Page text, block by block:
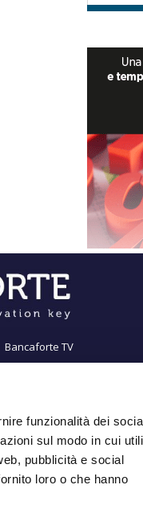
funzionalità dei
sul modo in cui
pubblicità e social
loro o che hanno
Bancaforte TV